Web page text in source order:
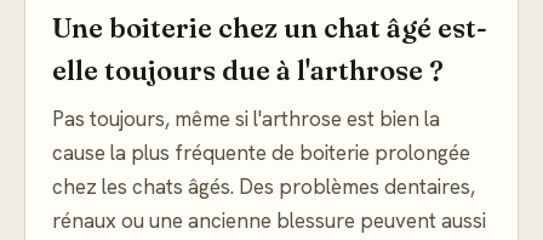
Une boiterie chez un chat âgé est-
elle toujours due à l'arthrose ?
Pas toujours, même si l'arthrose est bien la
cause la plus fréquente de boiterie prolongée
chez les chats âgés. Des problèmes dentaires,
rénaux ou une ancienne blessure peuvent aussi